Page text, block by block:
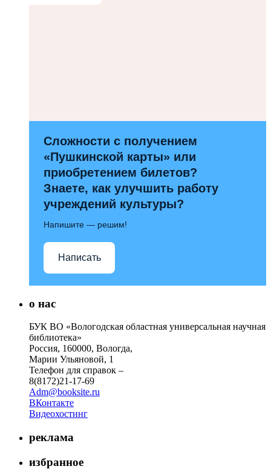
Сложности с получением
«Пушкинской карты» или
приобретением билетов?
Знаете, как улучшить работу
учреждений культуры?
Напишите — решим!
Написать
о нас
БУК ВО «Вологодская областная универсальная научная
библиотека»
Россия, 160000, Вологда,
Марии Ульяновой, 1
Телефон для справок –
8(8172)21-17-69
Adm@booksite.ru
ВКонтакте
Видеохостинг
реклама
избранное